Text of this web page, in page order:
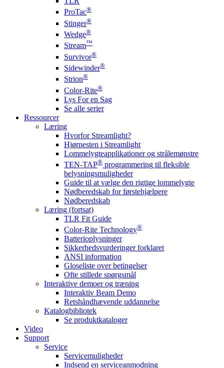
ProTac®
Stinger®
Wedge®
Stream™
Survivor®
Sidewinder®
Strion®
Color-Rite®
Lys For en Sag
Se alle serier
Ressourcer
Læring
Hvorfor Streamlight?
Hjørnesten i Streamlight
Lommelygteapplikationer og strålemønstre
TEN-TAP® programmering til fleksible
belysningsmuligheder
Guide til at vælge den rigtige lommelygte
Nødberedskab for førstehjælpere
Nødberedskab
Læring (fortsat)
TLR Fit Guide
Color-Rite Technology®
Batterioplysninger
Sikkerhedsvurderinger forklaret
ANSI information
Gloseliste over betingelser
Ofte stillede spørgsmål
Interaktive demoer og træning
Interaktiv Beam Demo
Retshåndhævende uddannelse
Katalogbibliotek
Se produktkataloger
Video
Support
Service
Servicemuligheder
Indsend en serviceanmodning